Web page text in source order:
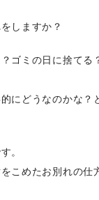
しますか？
ゴミの日に捨てる
にどうなのかな？
。
こめたお別れの仕